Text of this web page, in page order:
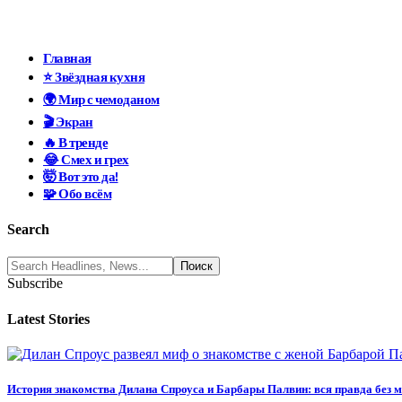
Главная
⭐ Звёздная кухня
🌍 Мир с чемоданом
🎬 Экран
🔥 В тренде
😂 Смех и грех
🤯 Вот это да!
🧩 Обо всём
Search
Subscribe
Latest Stories
История знакомства Дилана Спроуса и Барбары Палвин: вся правда без